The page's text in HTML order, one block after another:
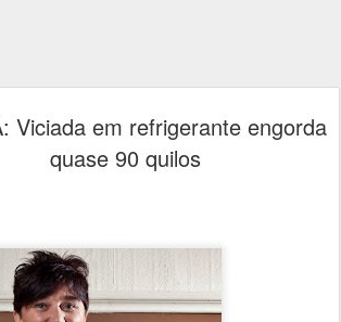
Viciada em refrigerante engorda
quase 90 quilos